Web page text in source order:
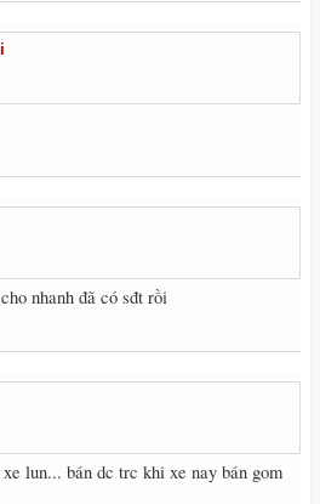
nhanh đã có sđt rồi
lun... bán dc trc khi xe nay bán gom